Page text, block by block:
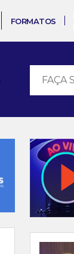
FORMATOS